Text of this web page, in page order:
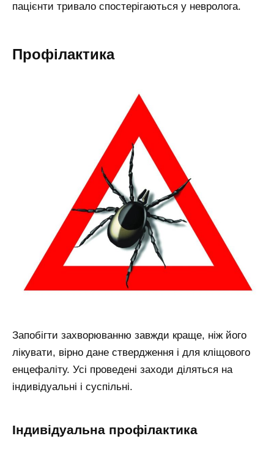
пацієнти тривало спостерігаються у невролога.
Профілактика
Запобігти захворюванню завжди краще, ніж його
лікувати, вірно дане ствердження і для кліщового
енцефаліту. Усі проведені заходи діляться на
індивідуальні і суспільні.
Індивідуальна профілактика